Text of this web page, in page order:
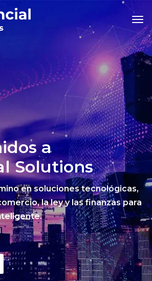
a
Solutions
en soluciones tecnológicas,
la ley y las finanzas para